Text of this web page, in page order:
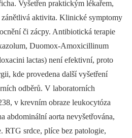
Vyšetřen praktickým lékařem,
zánětlivá aktivita. Klinické symptomy
či zácpy. Antibiotická terapie
Duomox-Amoxicillinum
lactas) není efektivní, proto
kde provedena další vyšetření
odběrů. V laboratorních
v krevním obraze leukocytóza
abdominální aorta nevyšetřována,
RTG srdce, plíce bez patologie,